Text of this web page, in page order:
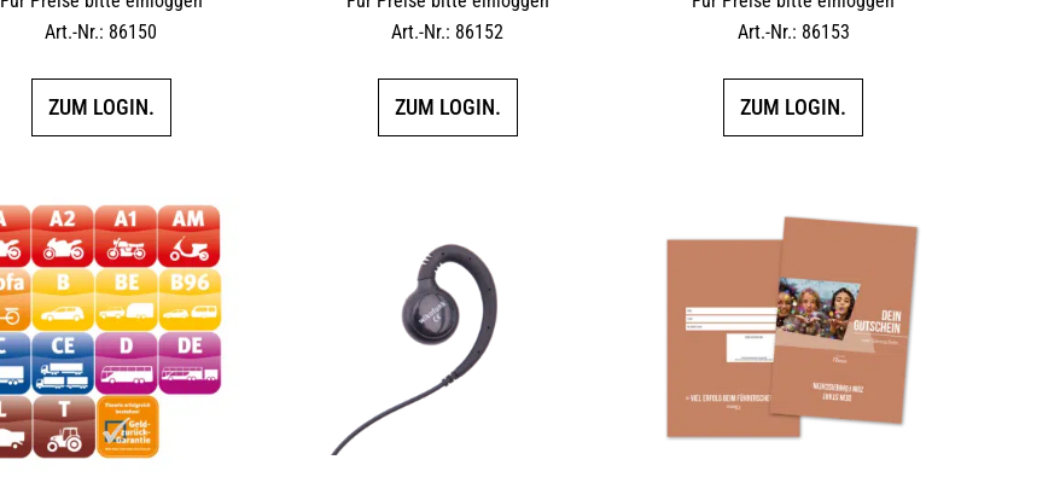
Art.-Nr.: 86150
ZUM LOGIN.
Art.-Nr.: 86152
ZUM LOGIN.
Art.-Nr.: 86153
ZUM LOGIN.